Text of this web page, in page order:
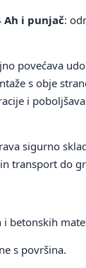
Ah i punjač:
povećava
s obje
i
sigurno
transport do
i betonskih
s površina.